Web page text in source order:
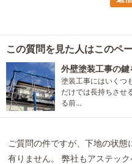
この質問を見た人はこのペ
外壁塗装工事の
塗装工事にはいくつ
だけでは長持ちさせ
る前...
ご質問の件ですが、下地の状
有りません。 弊社もアステッ